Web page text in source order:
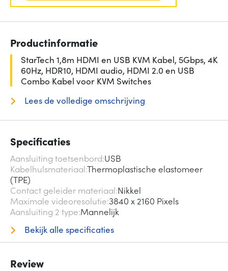
Productinformatie
StarTech 1,8m HDMI en USB KVM Kabel, 5Gbps, 4K
60Hz, HDR10, HDMI audio, HDMI 2.0 en USB
Combo Kabel voor KVM Switches
Lees de volledige omschrijving
Specificaties
Aansluiting toetsenbord USB
KabelhulsmateriaalThermoplastische elastomeer
(TPE)
Contact geleider materiaal Nikkel
Maximale videoresolutie 3840 x 2160 Pixels
Aansluiting 2 type Mannelijk
Bekijk alle specificaties
Review